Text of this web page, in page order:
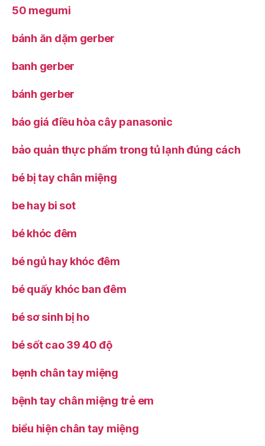
50 megumi
bánh ăn dặm gerber
banh gerber
bánh gerber
báo giá điều hòa cây panasonic
bảo quản thực phẩm trong tủ lạnh đúng cách
bé bị tay chân miệng
be hay bi sot
bé khóc đêm
bé ngủ hay khóc đêm
bé quấy khóc ban đêm
bé sơ sinh bị ho
bé sốt cao 39 40 độ
bẹnh chân tay miệng
bệnh tay chân miệng trẻ em
biểu hiện chân tay miệng